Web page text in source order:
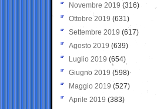
Novembre 2019 (316)
Ottobre 2019 (631)
Settembre 2019 (617)
Agosto 2019 (639)
Luglio 2019 (654)
Giugno 2019 (598)
Maggio 2019 (527)
Aprile 2019 (383)